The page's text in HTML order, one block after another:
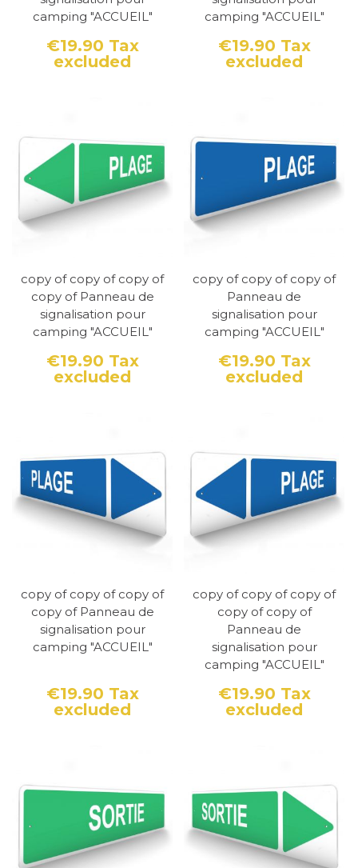
camping "ACCUEIL"
Price
€19.90 Tax
excluded
camping "ACCUEIL"
Price
€19.90 Tax
excluded
copy of copy of copy of
copy of Panneau de
signalisation pour
camping "ACCUEIL"
Price
€19.90 Tax
excluded
copy of copy of copy of
Panneau de
signalisation pour
camping "ACCUEIL"
Price
€19.90 Tax
excluded
copy of copy of copy of
copy of Panneau de
signalisation pour
camping "ACCUEIL"
Price
€19.90 Tax
excluded
copy of copy of copy of
copy of copy of
Panneau de
signalisation pour
camping "ACCUEIL"
Price
€19.90 Tax
excluded